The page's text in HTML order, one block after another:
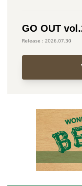
GO OUT
2026.07.30